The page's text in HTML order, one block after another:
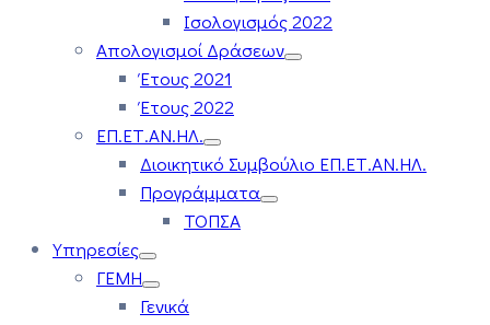
Ισολογισμός 2022
Απολογισμοί Δράσεων
Έτους 2021
Έτους 2022
ΕΠ.ΕΤ.ΑΝ.ΗΛ.
Διοικητικό Συμβούλιο ΕΠ.ΕΤ.ΑΝ.ΗΛ.
Προγράμματα
ΤΟΠΣΑ
Υπηρεσίες
ΓΕΜΗ
Γενικά